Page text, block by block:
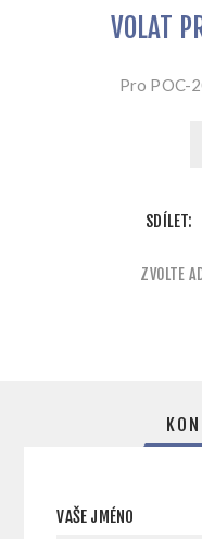
VOLAT
Pro POC-
SDÍLET:
ZVOLTE
VAŠE JMÉNO